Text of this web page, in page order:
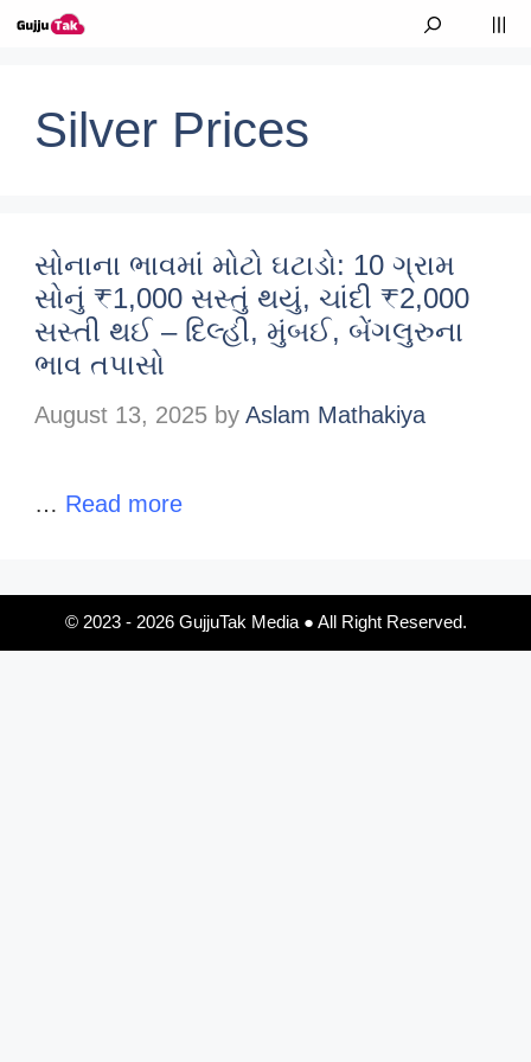
Skip to content
Silver Prices
સોનાના ભાવમાં મોટો ઘટાડો: 10 ગ્રામ
સોનું ₹1,000 સસ્તું થયું, ચાંદી ₹2,000
સસ્તી થઈ – દિલ્હી, મુંબઈ, બેંગલુરુના
ભાવ તપાસો
August 13, 2025 by Aslam Mathakiya
… Read more
© 2023 - 2026 GujjuTak Media ● All Right Reserved.